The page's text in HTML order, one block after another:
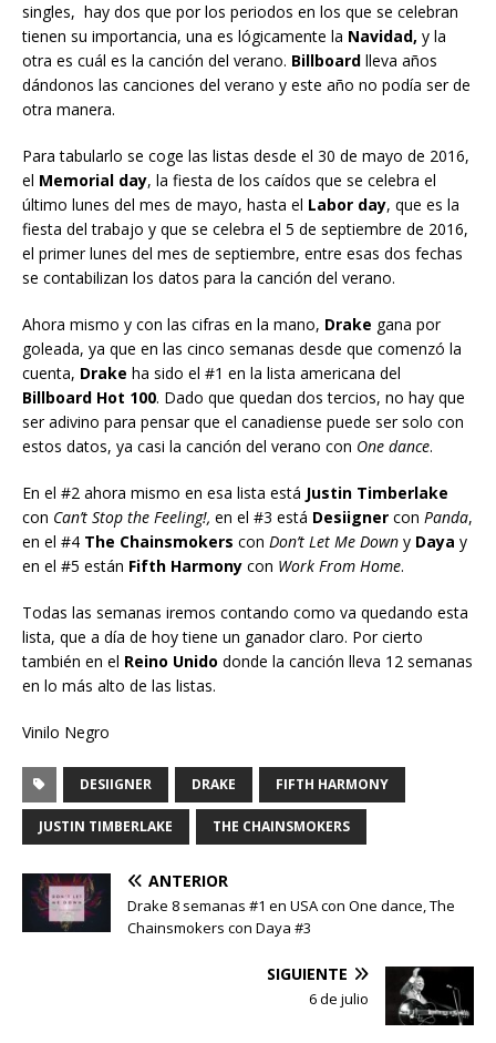
singles, hay dos que por los periodos en los que se celebran
tienen su importancia, una es lógicamente la Navidad, y la
otra es cuál es la canción del verano. Billboard lleva años
dándonos las canciones del verano y este año no podía ser de
otra manera.
Para tabularlo se coge las listas desde el 30 de mayo de 2016,
el Memorial day, la fiesta de los caídos que se celebra el
último lunes del mes de mayo, hasta el Labor day, que es la
fiesta del trabajo y que se celebra el 5 de septiembre de 2016,
el primer lunes del mes de septiembre, entre esas dos fechas
se contabilizan los datos para la canción del verano.
Ahora mismo y con las cifras en la mano, Drake gana por
goleada, ya que en las cinco semanas desde que comenzó la
cuenta, Drake ha sido el #1 en la lista americana del
Billboard Hot 100. Dado que quedan dos tercios, no hay que
ser adivino para pensar que el canadiense puede ser solo con
estos datos, ya casi la canción del verano con One dance.
En el #2 ahora mismo en esa lista está Justin Timberlake
con Can’t Stop the Feeling!, en el #3 está Desiigner con Panda,
en el #4 The Chainsmokers con Don’t Let Me Down y Daya y
en el #5 están Fifth Harmony con Work From Home.
Todas las semanas iremos contando como va quedando esta
lista, que a día de hoy tiene un ganador claro. Por cierto
también en el Reino Unido donde la canción lleva 12 semanas
en lo más alto de las listas.
Vinilo Negro
DESIIGNER DRAKE FIFTH HARMONY
JUSTIN TIMBERLAKE THE CHAINSMOKERS
ANTERIOR
Drake 8 semanas #1 en USA con One dance, The
Chainsmokers con Daya #3
SIGUIENTE
6 de julio